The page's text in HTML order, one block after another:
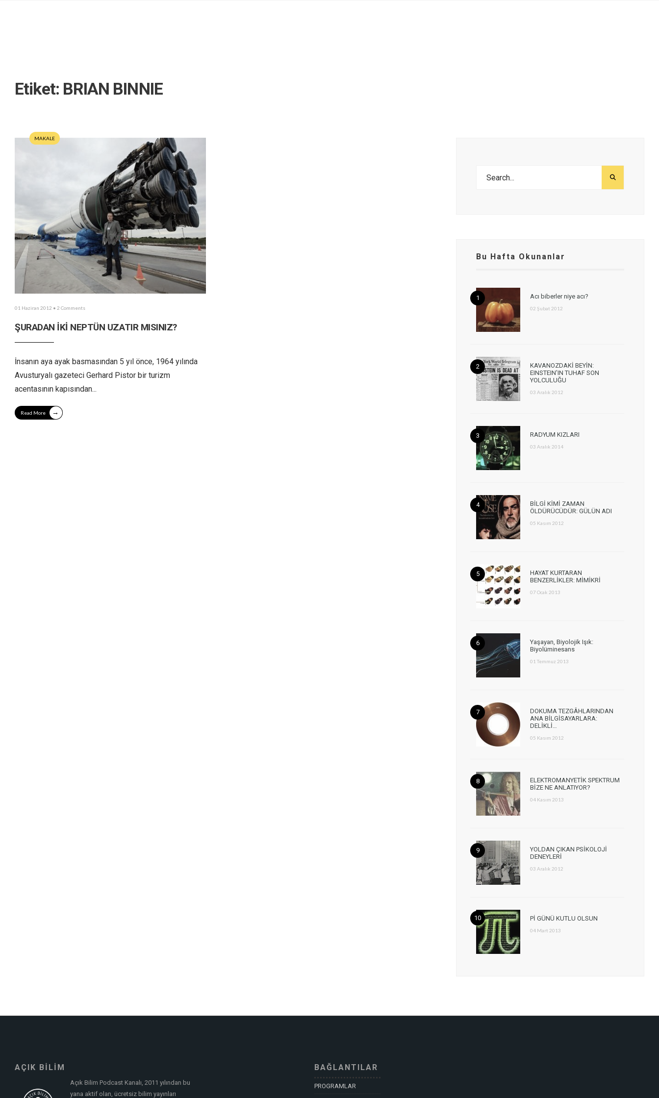
Etiket: BRIAN BINNIE
MAKALE
01 Haziran 2012 • 2 Comments
ŞURADAN İKİ NEPTÜN UZATIR MISINIZ?
İnsanın aya ayak basmasından 5 yıl önce, 1964 yılında
Avusturyalı gazeteci Gerhard Pistor bir turizm
acentasının kapısından...
Read More →
Bu Hafta Okunanlar
Acı biberler niye acı?
02 Şubat 2012
KAVANOZDAKİ BEYİN:
EINSTEIN’IN TUHAF SON
YOLCULUĞU
03 Aralık 2012
RADYUM KIZLARI
03 Aralık 2014
BİLGİ KİMİ ZAMAN
ÖLDÜRÜCÜDÜR: GÜLÜN ADI
05 Kasım 2012
HAYAT KURTARAN
BENZERLİKLER: MİMİKRİ
07 Ocak 2013
Yaşayan, Biyolojik Işık:
Biyolüminesans
01 Temmuz 2013
DOKUMA TEZGÂHLARINDAN
ANA BİLGİSAYARLARA:
DELİKLİ…
05 Kasım 2012
ELEKTROMANYETİK SPEKTRUM
BİZE NE ANLATIYOR?
04 Kasım 2013
YOLDAN ÇIKAN PSİKOLOJİ
DENEYLERİ
03 Aralık 2012
Pİ GÜNÜ KUTLU OLSUN
04 Mart 2013
AÇIK BİLİM
Açık Bilim Podcast Kanalı, 2011 yılından bu
yana aktif olan, ücretsiz bilim yayınları
BAĞLANTILAR
PROGRAMLAR